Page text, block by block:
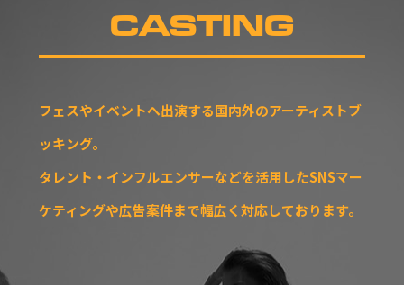
CASTING
フェスやイベントへ出演する国内外のアーティストブ
ッキング。
タレント・インフルエンサーなどを活用したSNSマー
ケティングや広告案件まで幅広く対応しております。